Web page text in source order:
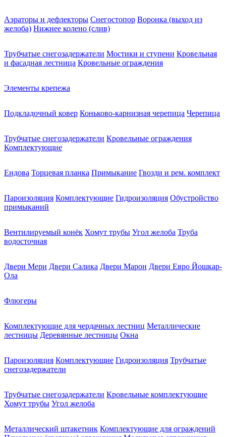
Аэраторы и дефлекторы Снегостопор Воронка (выход из
желоба) Нижнее колено (слив)
Трубчатые снегозадержатели Мостики и ступени Кровельная
и фасадная лестница Кровельные ограждения
Элементы крепежа
Подкладочный ковер Коньково-карнизная черепица Черепица
Трубчатые снегозадержатели Кровельные ограждения
Комплектующие
Ендова Торцевая планка Примыкание Гвозди и рем. комплект
Пароизоляция Комплектующие Гидроизоляция Обустройство
примыканий
Вентилируемый конёк Хомут трубы Угол желоба Труба
водосточная
Двери Мери Двери Салика Двери Марон Двери Евро Йошкар-
Ола
Флюгеры
Комплектующие для чердачных лестниц Металлические
лестницы Деревянные лестницы Окна
Пароизоляция Комплектующие Гидроизоляция Трубчатые
снегозадержатели
Трубчатые снегозадержатели Кровельные комплектующие
Хомут трубы Угол желоба
Металлический штакетник Комплектующие для ограждений